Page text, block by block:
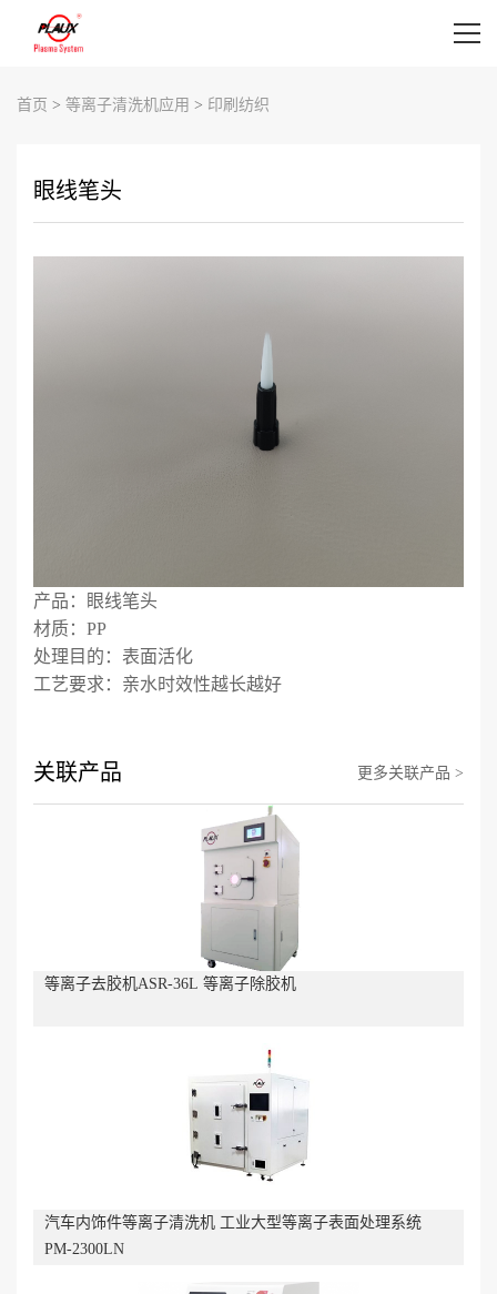
首页
等离子清洗机应用
首页 > 等离子清洗机应用 > 印刷纺织
眼线笔头
产品：眼线笔头
材质：PP
处理目的：表面活化
工艺要求：亲水时效性越长越好
关联产品 更多关联产品 >
等离子去胶机ASR-36L 等离子除胶机
汽车内饰件等离子清洗机 工业大型等离子表面处理系统
PM-2300LN